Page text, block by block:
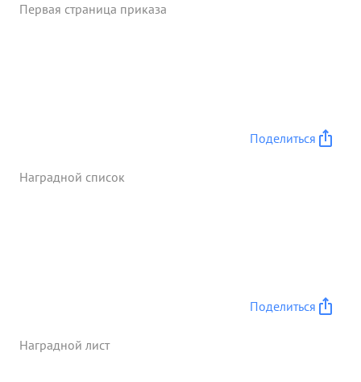
Первая страница приказа
Поделиться
Наградной список
Поделиться
Наградной лист